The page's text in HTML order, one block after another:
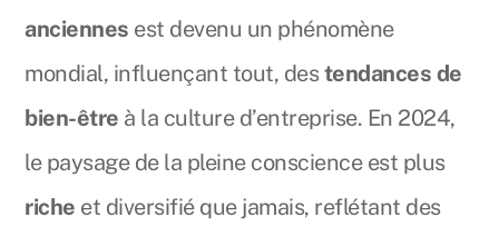
anciennes est devenu un phénomène
mondial, influençant tout, destendances de
bien-être à la culture d’entreprise. En 2024,
le paysage de la pleine conscience est plus
riche et diversifié que jamais, reflétant des